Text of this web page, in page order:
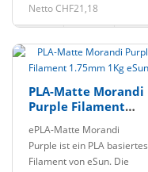
Netto CHF21,18
PLA-Matte Morandi
Purple Filament
ePLA-Matte Morandi
Purple ist ein PLA basiertes
Filament von eSun. Die